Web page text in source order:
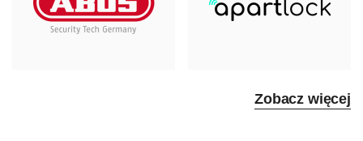
Zobacz więcej